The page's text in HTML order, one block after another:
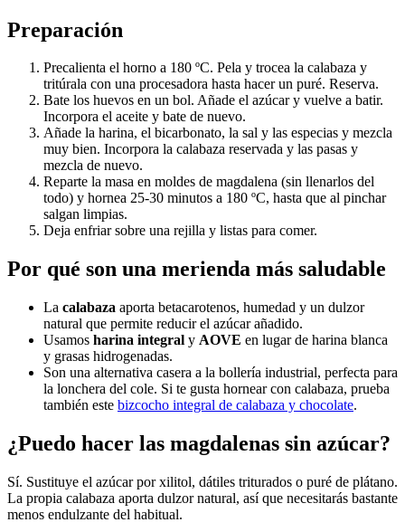
Preparación
Precalienta el horno a 180 ºC. Pela y trocea la calabaza y
tritúrala con una procesadora hasta hacer un puré. Reserva.
Bate los huevos en un bol. Añade el azúcar y vuelve a batir.
Incorpora el aceite y bate de nuevo.
Añade la harina, el bicarbonato, la sal y las especias y mezcla
muy bien. Incorpora la calabaza reservada y las pasas y
mezcla de nuevo.
Reparte la masa en moldes de magdalena (sin llenarlos del
todo) y hornea 25-30 minutos a 180 ºC, hasta que al pinchar
salgan limpias.
Deja enfriar sobre una rejilla y listas para comer.
Por qué son una merienda más saludable
La calabaza aporta betacarotenos, humedad y un dulzor
natural que permite reducir el azúcar añadido.
Usamos harina integral y AOVE en lugar de harina blanca
y grasas hidrogenadas.
Son una alternativa casera a la bollería industrial, perfecta para
la lonchera del cole. Si te gusta hornear con calabaza, prueba
también este bizcocho integral de calabaza y chocolate.
¿Puedo hacer las magdalenas sin azúcar?
Sí. Sustituye el azúcar por xilitol, dátiles triturados o puré de plátano.
La propia calabaza aporta dulzor natural, así que necesitarás bastante
menos endulzante del habitual.